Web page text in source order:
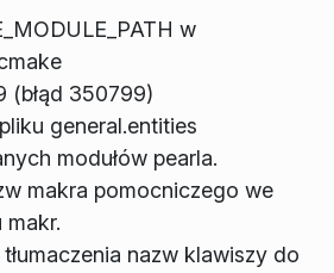
w
(błąd 350799)
general.entities
modułów pearla.
makra pomocniczego we
makr.
nazw klawiszy do